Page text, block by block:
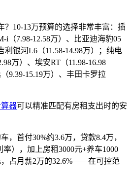
？10-13万预算的选择非常丰富：插
7.98-12.58万）、比亚迪海豹05
利银河L6（11.58-14.98万）；纯电
万）、埃安RT（11.98-16.98
9.39-15.19万）、丰田卡罗拉
器可以精准匹配有房租支出时的安
，首付30%约3.6万，贷款8.4万，
率），加上房租3000元+养车1000
，占月薪2万的32.6%——在可控范